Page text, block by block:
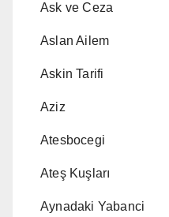
Ask ve Ceza
Aslan Ailem
Askin Tarifi
Aziz
Atesbocegi
Ateş Kuşları
Aynadaki Yabanci